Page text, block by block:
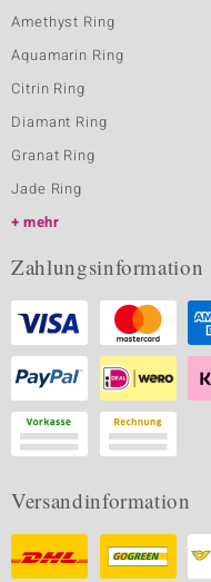
Amethyst Ring
Aquamarin Ring
Citrin Ring
Diamant Ring
Granat Ring
Jade Ring
mehr
Zahlungsinformation
Versandinformation